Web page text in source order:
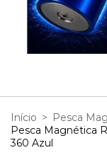
Início > Pesca
Pesca Magnética
360 Azul